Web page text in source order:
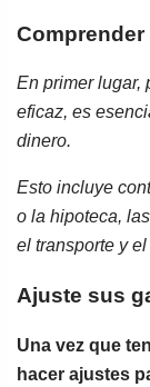
En primer lugar,
eficaz, es
dinero.
Esto incluye
o la hipoteca,
el transporte y el
Ajuste sus
Una vez que
hacer ajustes